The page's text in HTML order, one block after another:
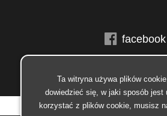
facebook
© 2026 Insion.cz
Ta witryna używa plików
dowiedzieć się, w jaki sposób jest
korzystać z plików cookie, musisz